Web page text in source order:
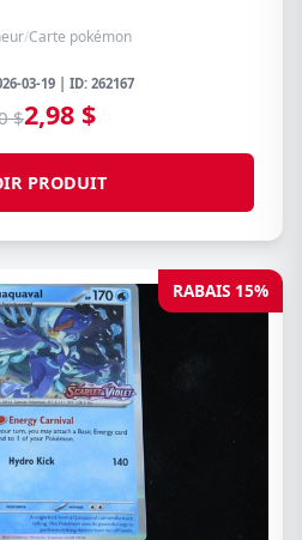
/Carte pokémon
03-19 | ID: 262167
$2,98 $
PRODUIT
RABAIS 15%